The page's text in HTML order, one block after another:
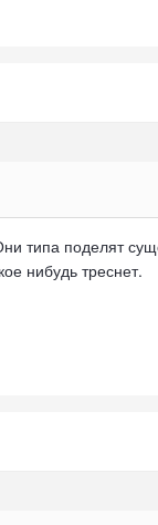
типа поделят
нибудь треснет.